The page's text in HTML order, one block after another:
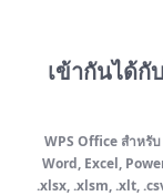
เข้ากันได้
WPS Office สำหรั
Word, Excel,
.xlsx, .xlsm, .xlt,